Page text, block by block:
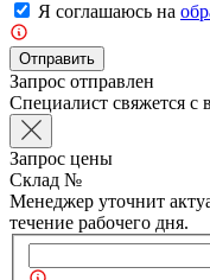
Я соглашаюсь на
Отправить
Запрос отправлен
Специалист свяжется с
Запрос цены
Склад №
Менеджер уточнит
течение рабочего дня.